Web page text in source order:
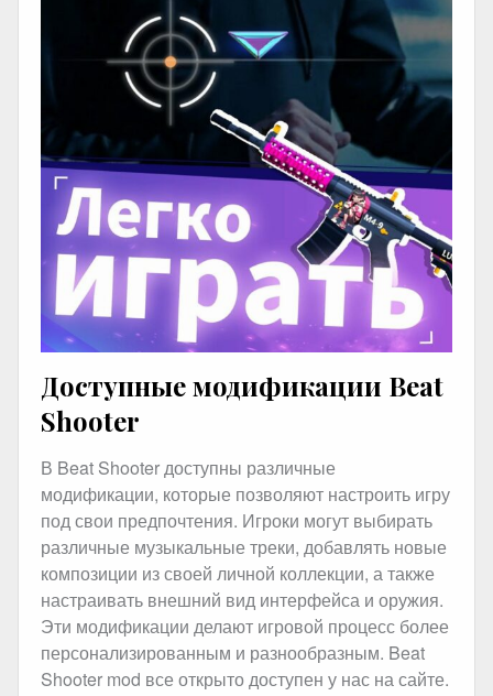
Доступные модификации Beat
Shooter
В Beat Shooter доступны различные
модификации, которые позволяют настроить игру
под свои предпочтения. Игроки могут выбирать
различные музыкальные треки, добавлять новые
композиции из своей личной коллекции, а также
настраивать внешний вид интерфейса и оружия.
Эти модификации делают игровой процесс более
персонализированным и разнообразным. Beat
Shooter mod все открыто доступен у нас на сайте.